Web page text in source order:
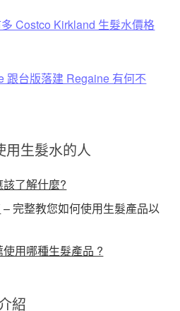
Costco Kirkland 生髮水價格
跟台版落建 Regaine 有何不
用生髮水的人
了解什麼?
– 完整教您如何使用生髮產品以
用哪種生髮產品 ?
紹